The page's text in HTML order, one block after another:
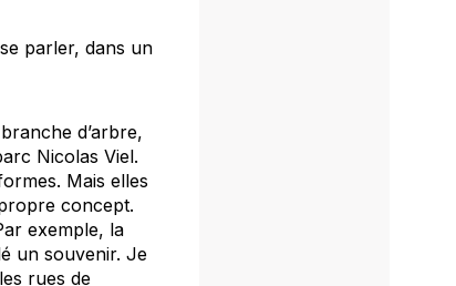
parler, dans un
d’arbre,
Nicolas Viel.
Mais elles
concept.
exemple, la
un souvenir. Je
rues de